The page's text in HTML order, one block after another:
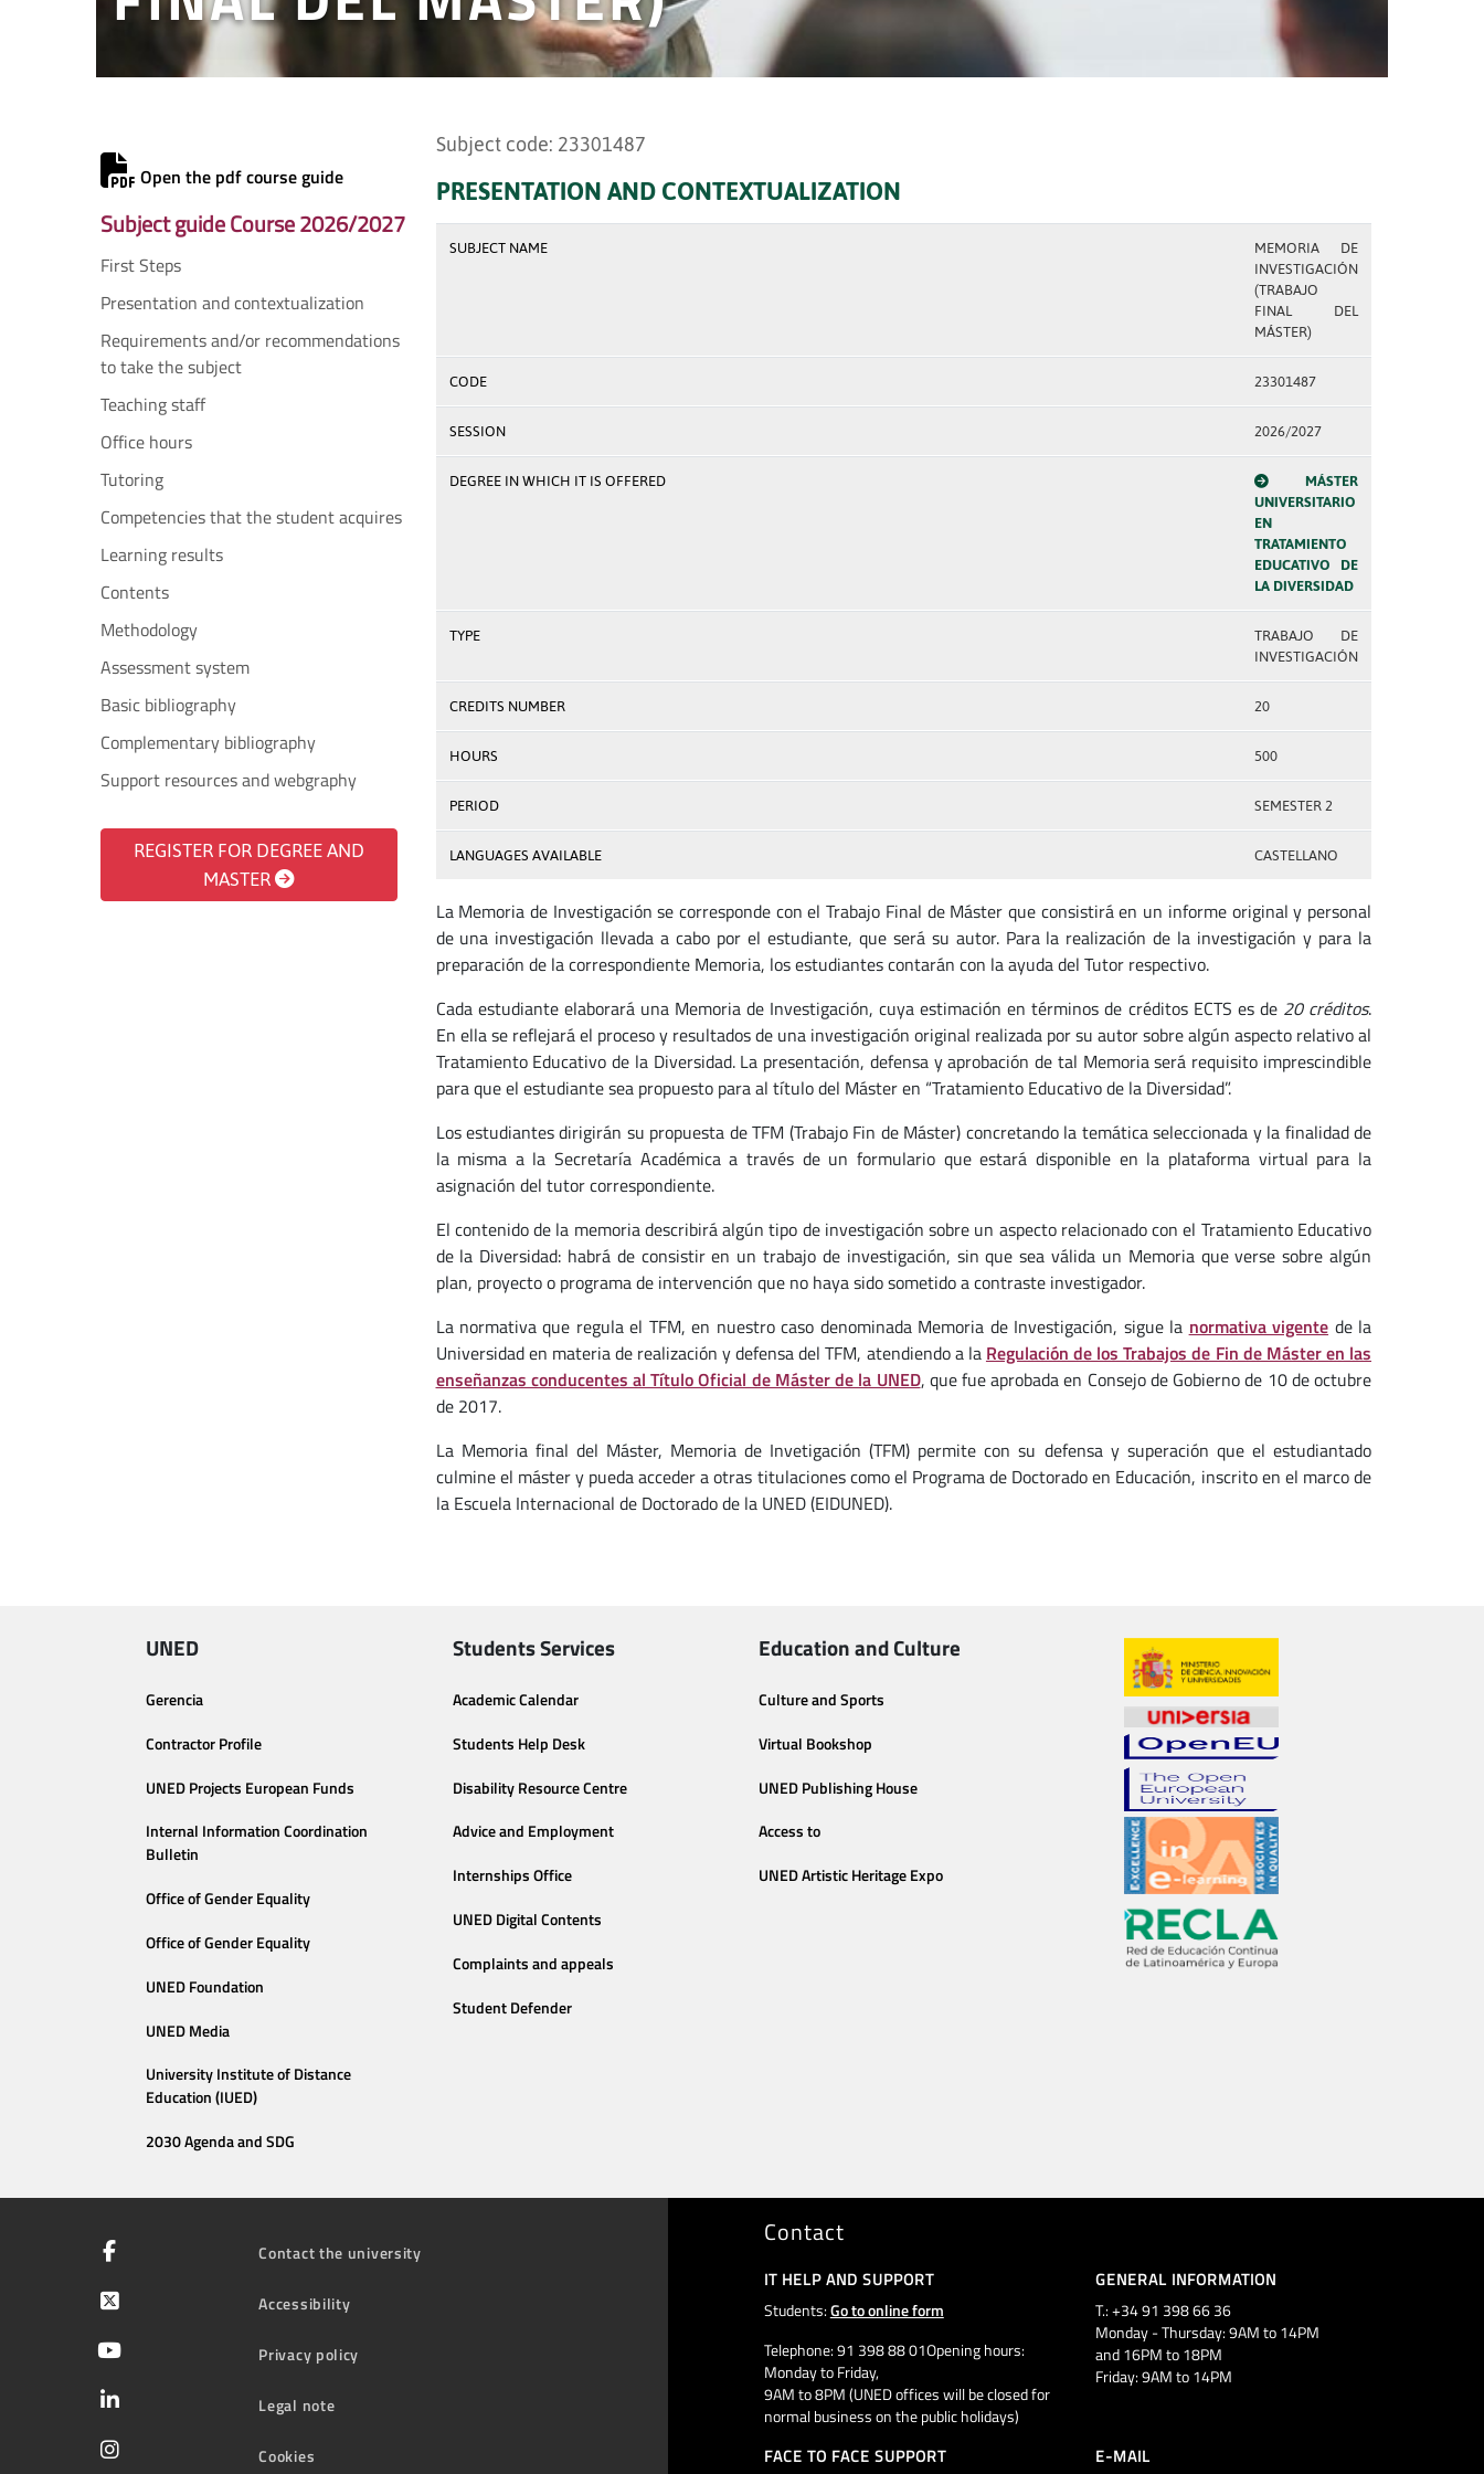
Open the pdf course guide
Subject guide Course 2026/2027
First Steps
Presentation and contextualization
Requirements and/or recommendations
to take the subject
Teaching staff
Office hours
Tutoring
Competencies that the student acquires
Learning results
Contents
Methodology
Assessment system
Basic bibliography
Complementary bibliography
Support resources and webgraphy
REGISTER FOR DEGREE AND
MASTER
Subject code: 23301487
PRESENTATION AND CONTEXTUALIZATION
SUBJECT NAME
MEMORIA DE
INVESTIGACIÓN
(TRABAJO
FINAL DEL
MÁSTER)
CODE 23301487
SESSION 2026/2027
DEGREE IN WHICH IT IS OFFERED
MÁSTER
UNIVERSITARIO
EN
TRATAMIENTO
EDUCATIVO DE
LA DIVERSIDAD
TYPE
TRABAJO DE
INVESTIGACIÓN
CREDITS NUMBER 20
HOURS 500
PERIOD SEMESTER 2
LANGUAGES AVAILABLE CASTELLANO
La Memoria de Investigación se corresponde con el Trabajo Final de Máster que consistirá en un informe original y personal
de una investigación llevada a cabo por el estudiante, que será su autor. Para la realización de la investigación y para la
preparación de la correspondiente Memoria, los estudiantes contarán con la ayuda del Tutor respectivo.
Cada estudiante elaborará una Memoria de Investigación, cuya estimación en términos de créditos ECTS es de 20 créditos.
En ella se reflejará el proceso y resultados de una investigación original realizada por su autor sobre algún aspecto relativo al
Tratamiento Educativo de la Diversidad. La presentación, defensa y aprobación de tal Memoria será requisito imprescindible
para que el estudiante sea propuesto para al título del Máster en “Tratamiento Educativo de la Diversidad”.
Los estudiantes dirigirán su propuesta de TFM (Trabajo Fin de Máster) concretando la temática seleccionada y la finalidad de
la misma a la Secretaría Académica a través de un formulario que estará disponible en la plataforma virtual para la
asignación del tutor correspondiente.
El contenido de la memoria describirá algún tipo de investigación sobre un aspecto relacionado con el Tratamiento Educativo
de la Diversidad: habrá de consistir en un trabajo de investigación, sin que sea válida un Memoria que verse sobre algún
plan, proyecto o programa de intervención que no haya sido sometido a contraste investigador.
La normativa que regula el TFM, en nuestro caso denominada Memoria de Investigación, sigue la normativa vigente de la
Universidad en materia de realización y defensa del TFM, atendiendo a la Regulación de los Trabajos de Fin de Máster en las
enseñanzas conducentes al Título Oficial de Máster de la UNED, que fue aprobada en Consejo de Gobierno de 10 de octubre
de 2017.
La Memoria final del Máster, Memoria de Invetigación (TFM) permite con su defensa y superación que el estudiantado
culmine el máster y pueda acceder a otras titulaciones como el Programa de Doctorado en Educación, inscrito en el marco de
la Escuela Internacional de Doctorado de la UNED (EIDUNED).
UNED
Gerencia
Contractor Profile
UNED Projects European Funds
Internal Information Coordination
Bulletin
Office of Gender Equality
Office of Gender Equality
UNED Foundation
UNED Media
University Institute of Distance
Education (IUED)
2030 Agenda and SDG
Students Services
Academic Calendar
Students Help Desk
Disability Resource Centre
Advice and Employment
Internships Office
UNED Digital Contents
Complaints and appeals
Student Defender
Education and Culture
Culture and Sports
Virtual Bookshop
UNED Publishing House
Access to
UNED Artistic Heritage Expo
Contact the university
Accessibility
Privacy policy
Legal note
Cookies
Contact
IT HELP AND SUPPORT
Students:Go to online form
Telephone: 91 398 88 01Opening hours:
Monday to Friday,
9AM to 8PM (UNED offices will be closed for
normal business on the public holidays)
GENERAL INFORMATION
T.: +34 91 398 66 36
Monday - Thursday: 9AM to 14PM
and 16PM to 18PM
Friday: 9AM to 14PM
FACE TO FACE SUPPORT E-MAIL